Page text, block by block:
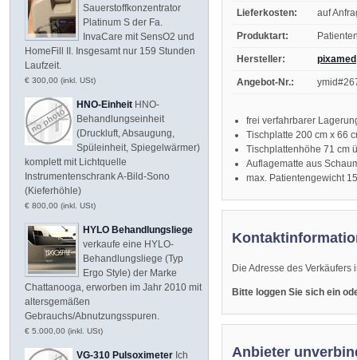
Lieferkosten: auf
Produktart:
Hersteller: pixamed
Angebot-Nr.:
frei verfahrbarer
Tischplatte 200 cm x 66
Tischplattenhöhe 71 cm
Auflagematte aus
max. Patientengewicht
Die Adresse des
Bitte loggen Sie sich ein
Anbieter
Sauerstoffkonzentrator
Platinum S der Fa.
InvaCare mit SensO2 und
HomeFill II. Insgesamt nur 159 Stunden
Laufzeit.
€ 300,00 (inkl. USt)
HNO-Einheit HNO-
Behandlungseinheit
(Druckluft, Absaugung,
Spüleinheit, Spiegelwärmer)
komplett mit Lichtquelle
Instrumentenschrank A-Bild-Sono
(Kieferhöhle)
€ 800,00 (inkl. USt)
HYLO Behandlungsliege
verkaufe eine HYLO-
Behandlungsliege (Typ
Ergo Style) der Marke
Chattanooga, erworben im Jahr 2010 mit
altersgemäßen
Gebrauchs/Abnutzungsspuren.
€ 5.000,00 (inkl. USt)
VG-310 Pulsoximeter Ich